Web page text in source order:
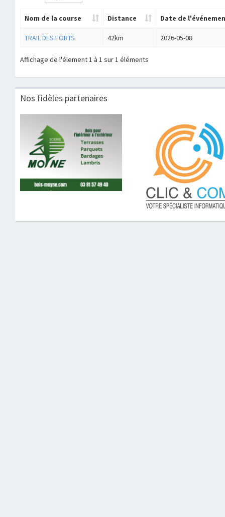
Nom de la course Distance Date de
TRAIL DES FORTS 42km 2026-05-08
Affichage de l'élement 1 à 1 sur 1 éléments
Nos fidèles partenaires